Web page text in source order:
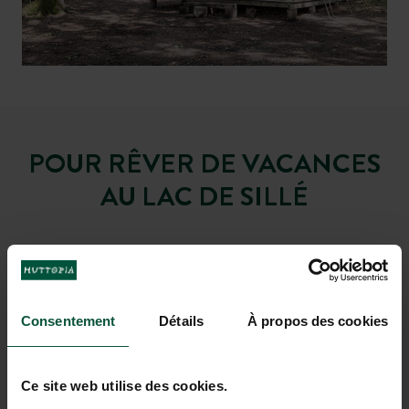
Consentement Détails À propos des cookies
Ce site web utilise des cookies.
POUR RÊVER DE VACANCES
AU LAC DE SILLÉ